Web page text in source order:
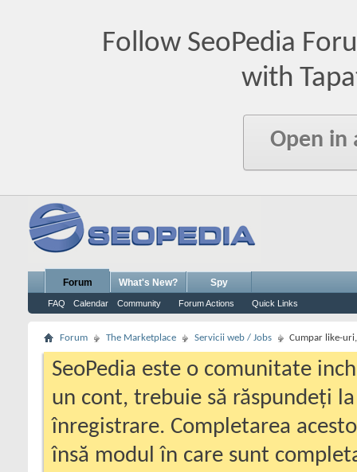
Follow SeoPedia
with
Open in
Forum
FAQ Calendar Community Forum Actions Quick Links
What's New? Spy
Forum The Marketplace Servicii web / Jobs Cumpar like-
SeoPedia este o comunitate
un cont, trebuie să răspundeți
înregistrare. Completarea
însă modul în care sunt